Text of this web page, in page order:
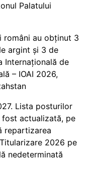
Palatului
români au obținut 3
argint și 3 de
Internațională de
– IOAI 2026,
Lista posturilor
actualizată, pe
repartizarea
2026 pe
nedeterminată